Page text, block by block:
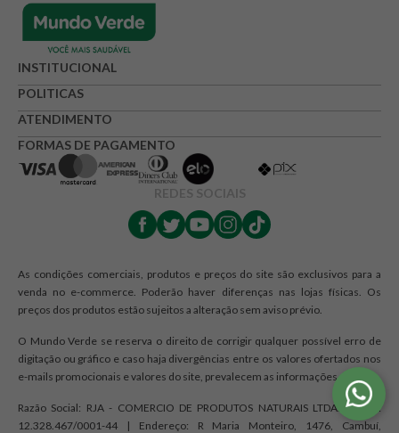
INSTITUCIONAL
POLITICAS
ATENDIMENTO
FORMAS DE PAGAMENTO
REDES SOCIAIS
As condições comerciais, produtos e preços do site são exclusivos para a
venda no e-commerce. Poderão haver diferenças nas lojas físicas. Os
preços dos produtos estão sujeitos a alteração sem aviso prévio.
O Mundo Verde se reserva o direito de corrigir qualquer possível erro de
digitação ou gráfico e caso haja divergências entre os valores ofertados nos
e-mails promocionais e valores do site, prevalecem as informações do site.
Razão Social: RJA - COMERCIO DE PRODUTOS NATURAIS LTDA. | CNPJ:
12.328.467/0001-44 | Endereço: R Maria Monteiro, 1476, Cambuí,